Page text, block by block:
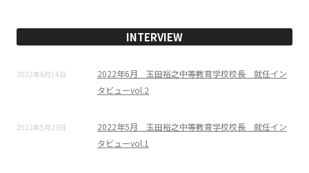
INTERVIEW
2022年6月14日
2022年6月 玉田裕之中等教育学校校長 就任イン
タビューvol.2
2022年5月23日
2022年5月 玉田裕之中等教育学校校長 就任イン
タビューvol.1